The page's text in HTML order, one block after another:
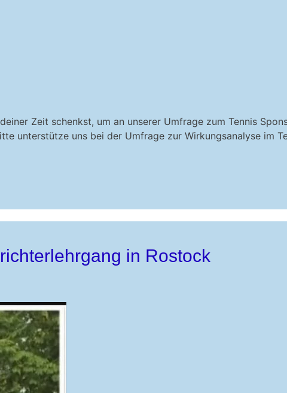
Zeit schenkst, um an unserer Umfrage zum Tennis
unterstütze uns bei der Umfrage zur Wirkungsanalyse im
in Rostock